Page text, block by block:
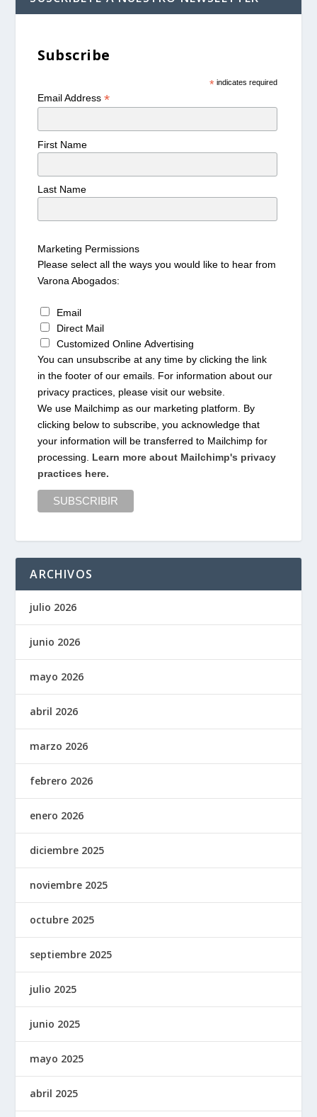
Subscribe
*indicates required
Email Address*
First Name
Last Name
Marketing Permissions
Please select all the ways you would like to hear from
Varona Abogados:
Email
Direct Mail
Customized Online Advertising
You can unsubscribe at any time by clicking the link
in the footer of our emails. For information about our
privacy practices, please visit our website.
We use Mailchimp as our marketing platform. By
clicking below to subscribe, you acknowledge that
your information will be transferred to Mailchimp for
processing. Learn more about Mailchimp's privacy
practices here.
ARCHIVOS
julio 2026
junio 2026
mayo 2026
abril 2026
marzo 2026
febrero 2026
enero 2026
diciembre 2025
noviembre 2025
octubre 2025
septiembre 2025
julio 2025
junio 2025
mayo 2025
abril 2025